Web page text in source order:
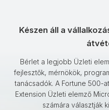
Készen áll a
Bérlet a legjobb Üzleti
fejlesztők, mérnökök,
tanácsadók. A Fortune 500-
Extension Üzleti elemző
számára választják